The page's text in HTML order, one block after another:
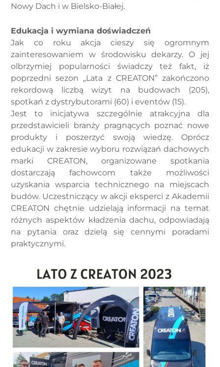
Nowy Dach i w Bielsko-Białej.
Edukacja i wymiana doświadczeń
Jak co roku akcja cieszy się ogromnym
zainteresowaniem w środowisku dekarzy. O jej
olbrzymiej popularności świadczy też fakt, iż
poprzedni sezon „Lata z CREATON” zakończono
rekordową liczbą wizyt na budowach (205),
spotkań z dystrybutorami (60) i eventów (15).
Jest to inicjatywa szczególnie atrakcyjna dla
przedstawicieli branży pragnących poznać nowe
produkty i poszerzyć swoją wiedzę. Oprócz
edukacji w zakresie wyboru rozwiązań dachowych
marki CREATON, organizowane spotkania
dostarczają fachowcom także możliwości
uzyskania wsparcia technicznego na miejscach
budów. Uczestniczący w akcji eksperci z Akademii
CREATON chętnie udzielają informacji na temat
różnych aspektów kładzenia dachu, odpowiadają
na pytania oraz dzielą się cennymi poradami
praktycznymi.